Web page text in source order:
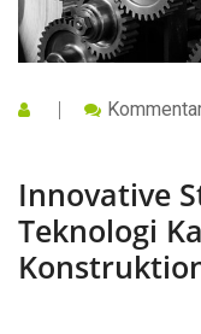
Innovative
Teknologi